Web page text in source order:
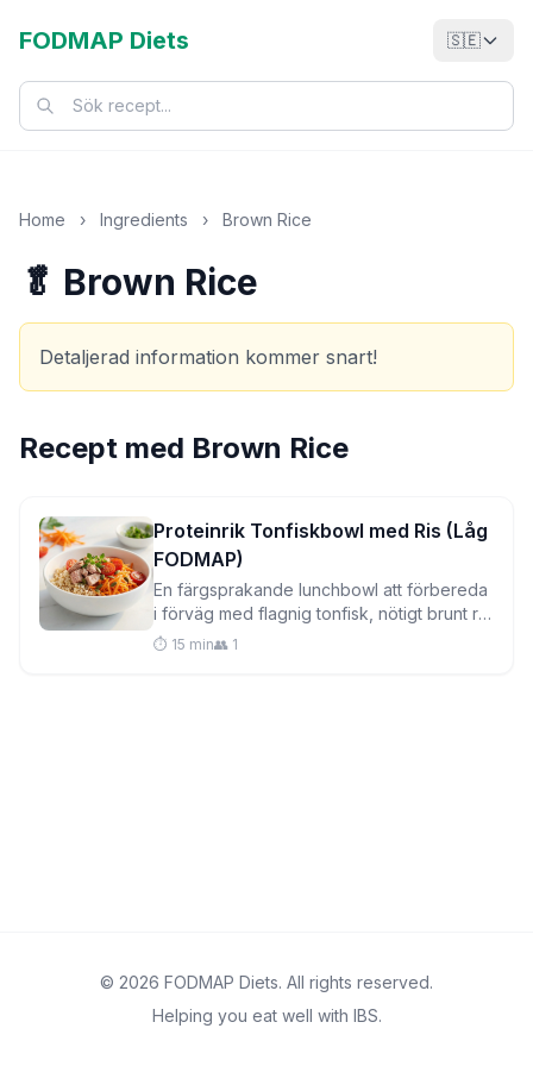
FODMAP Diets 🇸🇪
Home › Ingredients › Brown Rice
🥬 Brown Rice
Detaljerad information kommer snart!
Recept med Brown Rice
Proteinrik Tonfiskbowl med Ris (Låg
FODMAP)
En färgsprakande lunchbowl att förbereda
i förväg med flagnig tonfisk, nötigt brunt ris
och krispiga frön—perfekt för meal prep
⏱️ 15 min👥 1
© 2026 FODMAP Diets. All rights reserved.
Helping you eat well with IBS.